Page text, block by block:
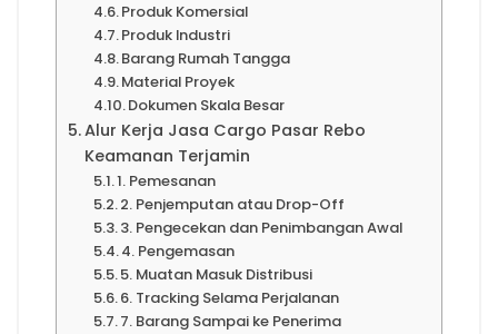
Produk Komersial
Produk Industri
Barang Rumah Tangga
Material Proyek
Dokumen Skala Besar
Alur Kerja Jasa Cargo Pasar Rebo
Keamanan Terjamin
1. Pemesanan
2. Penjemputan atau Drop-Off
3. Pengecekan dan Penimbangan Awal
4. Pengemasan
5. Muatan Masuk Distribusi
6. Tracking Selama Perjalanan
7. Barang Sampai ke Penerima